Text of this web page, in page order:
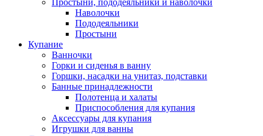
Простыни, пододеяльники и наволочки
Наволочки
Пододеяльники
Простыни
Купание
Ванночки
Горки и сиденья в ванну
Горшки, насадки на унитаз, подставки
Банные принадлежности
Полотенца и халаты
Приспособления для купания
Аксессуары для купания
Игрушки для ванны